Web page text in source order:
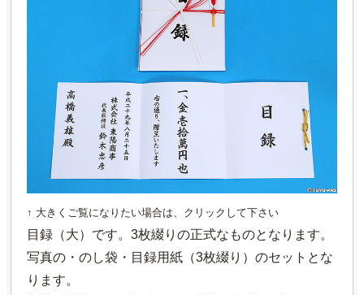
↑ 大きくご覧になりたい場合は、クリックして下さい
目録（大）です。3枚綴りの正式なものとなります。
写真の・のし袋・目録用紙（3枚綴り）のセットとな
ります。